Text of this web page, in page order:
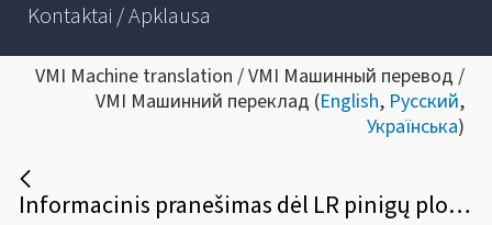
Kontaktai / Apklausa
VMI Machine translation / VMI Машинный перевод /
VMI Машинний переклад (English, Русский,
Українська)
Informacinis pranešimas dėl LR pinigų plovimo ir teroristų finansavimo prevencijos įstatymo pakeitimo ir papildymo